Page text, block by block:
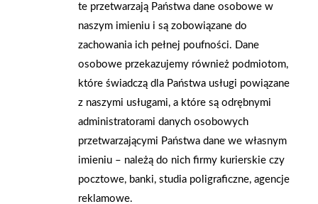
gra z WOŚP. Powstała
rzecz gastroenterologii
dziecięcej
Grupy PSB. Sieć kończy
rok strategicznym
otwarciem po
rebrandingu
te przetwarzają Państwa dane osobowe w
naszym imieniu i są zobowiązane do
zachowania ich pełnej poufności. Dane
osobowe przekazujemy również podmiotom,
które świadczą dla Państwa usługi powiązane
z naszymi usługami, a które są odrębnymi
administratorami danych osobowych
przetwarzającymi Państwa dane we własnym
imieniu – należą do nich firmy kurierskie czy
pocztowe, banki, studia poligraficzne, agencje
reklamowe.